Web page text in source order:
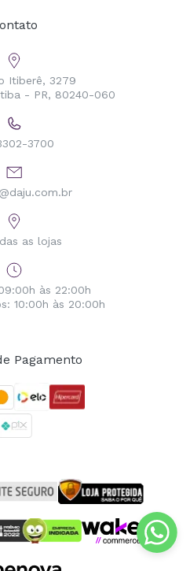
Itiberê, 3279
- PR, 80240-060
3700
as lojas
às 22:00h
10:00h às 20:00h
Pagamento